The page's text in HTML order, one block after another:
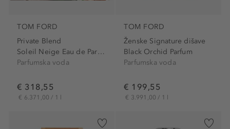
TOM FORD
Private Blend
Soleil Neige Eau de Parfum
Parfumska voda
€ 318,55
€ 6.371,00 / 1 l
TOM FORD
Ženske Signature dišave
Black Orchid Parfum
Parfumska voda
€ 199,55
€ 3.991,00 / 1 l